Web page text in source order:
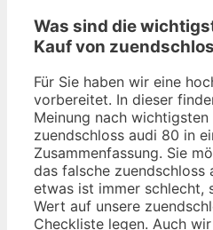
Was sind die
Kauf von
Für Sie haben wir eine
vorbereitet. In dieser
Meinung nach
zuendschloss audi 80 in
Zusammenfassung. Sie
das falsche zuendschloss
etwas ist immer schlecht,
Wert auf unsere
Checkliste legen. Auch